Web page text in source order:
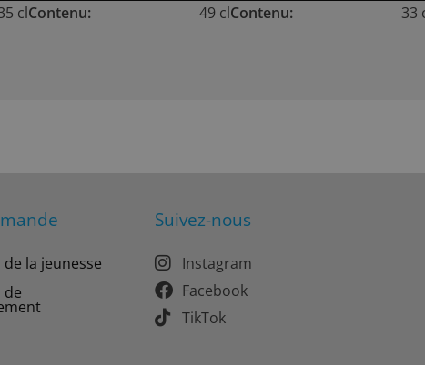
clContenu: 49 clContenu: 33
la jeunesse
de
Suivez-nous
Instagram
Facebook
TikTok